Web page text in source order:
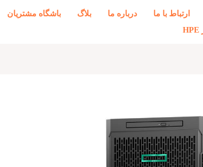
ارتباط با ما درباره ما بلاگ باشگاه مشتریان